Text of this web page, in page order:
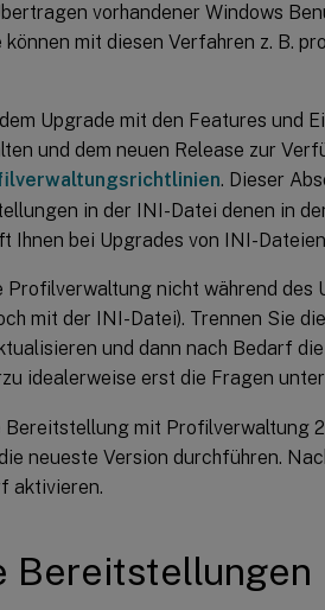
vorhandener Windows
mit diesen Verfahren z. B.
Upgrade mit den Features und
und dem neuen Release zur
. Dieser
in der INI-Datei denen in
Ihnen bei Upgrades von INI-
nicht während des
mit der INI-Datei). Trennen Sie
und dann nach Bedarf
idealerweise erst die Fragen unter
Bereitstellung mit Profilverwaltung
neueste Version durchführen.
aktivieren.
Bereitstellungen